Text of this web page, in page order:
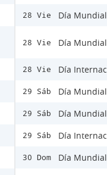
28 Vie Día
28 Vie Día
28 Vie Día
29 Sáb Día
29 Sáb Día
29 Sáb Día
30 Dom
Día